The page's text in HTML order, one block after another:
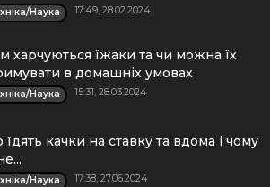
Наука 17:49, 28.02.2024
харчуються їжаки та чи можна їх
в домашніх умовах
Наука 15:31, 28.03.2024
качки на ставку та вдома і чому
Наука 17:38, 27.06.2024